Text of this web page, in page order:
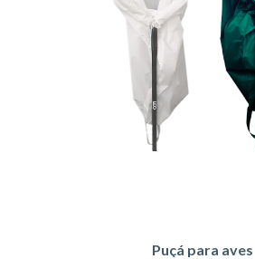
Puçá para aves